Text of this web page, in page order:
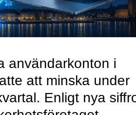
användarkonton i
att minska under
Enligt nya